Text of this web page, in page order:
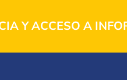
Y ACCESO A